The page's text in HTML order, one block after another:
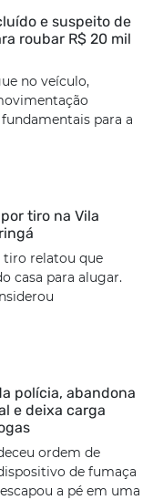
e suspeito de
roubar R$ 20 mil
no veículo,
para a
tiro na Vila
relatou que
casa para alugar.
polícia, abandona
e deixa carga
ordem de
de fumaça
a pé em uma